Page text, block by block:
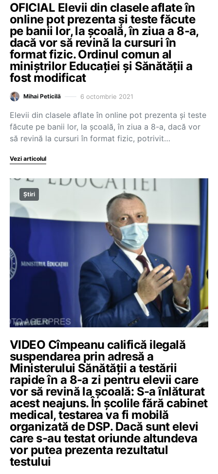
OFICIAL Elevii din clasele aflate în
online pot prezenta și teste făcute
pe banii lor, la școală, în ziua a 8-a,
dacă vor să revină la cursuri în
format fizic. Ordinul comun al
miniștrilor Educației și Sănătății a
fost modificat
Mihai Peticilă 6 octombrie 2021
Elevii din clasele aflate în online pot prezenta și teste
făcute pe banii lor, la școală, în ziua a 8-a, dacă vor
să revină la cursuri în format fizic, potrivit…
Vezi articolul
Știri
VIDEO Cîmpeanu califică ilegală
suspendarea prin adresă a
Ministerului Sănătății a testării
rapide în a 8-a zi pentru elevii care
vor să revină la școală: S-a înlăturat
acest neajuns. În școlile fără cabinet
medical, testarea va fi mobilă
organizată de DSP. Dacă sunt elevi
care s-au testat oriunde altundeva
vor putea prezenta rezultatul
testului